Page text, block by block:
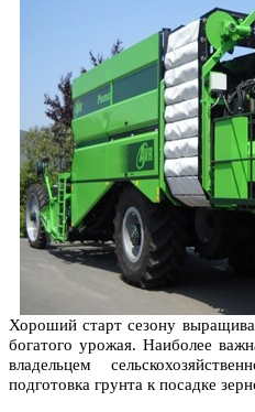
Хороший старт сезону
богатого урожая. Наиболее
владельцем
подготовка грунта к посадке